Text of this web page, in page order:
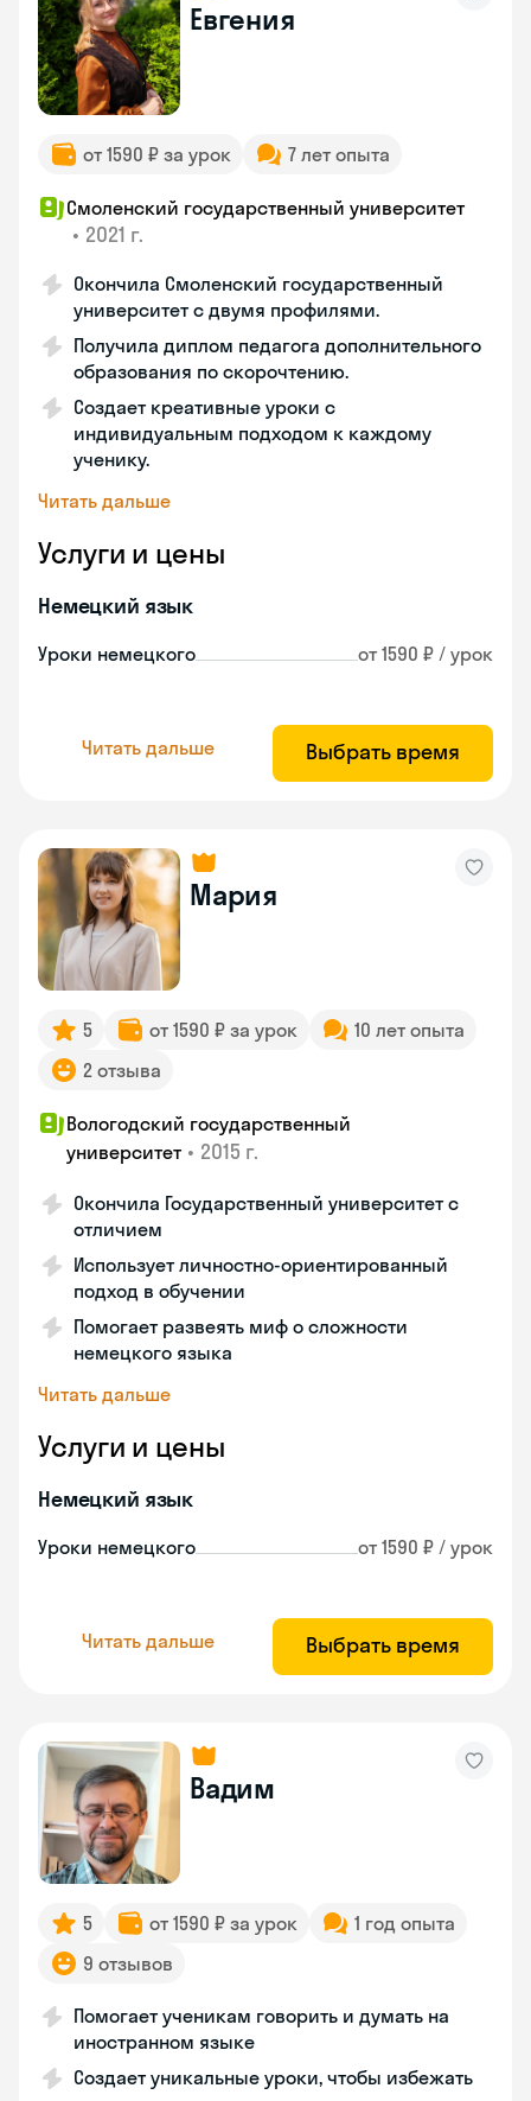
Евгения
от 1590 ₽ за урок 7 лет опыта
Смоленский государственный университет
• 2021 г.
Окончила Смоленский государственный
университет с двумя профилями.
Получила диплом педагога дополнительного
образования по скорочтению.
Создает креативные уроки с
индивидуальным подходом к каждому
ученику.
Читать дальше
Услуги и цены
Немецкий язык
Уроки немецкого от 1590 ₽ / урок
Читать дальше Выбрать время
Мария
5 от 1590 ₽ за урок
10 лет опыта
2 отзыва
Вологодский государственный
университет • 2015 г.
Окончила Государственный университет с
отличием
Использует личностно-ориентированный
подход в обучении
Помогает развеять миф о сложности
немецкого языка
Читать дальше
Услуги и цены
Немецкий язык
Уроки немецкого от 1590 ₽ / урок
Читать дальше Выбрать время
Вадим
5 от 1590 ₽ за урок
1 год опыта
9 отзывов
Помогает ученикам говорить и думать на
иностранном языке
Создает уникальные уроки, чтобы избежать